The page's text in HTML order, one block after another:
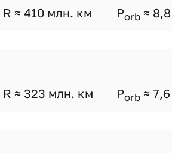
R ≈ 410 млн. км Porb ≈ 8,8
R ≈ 323 млн. км Porb ≈ 7,6